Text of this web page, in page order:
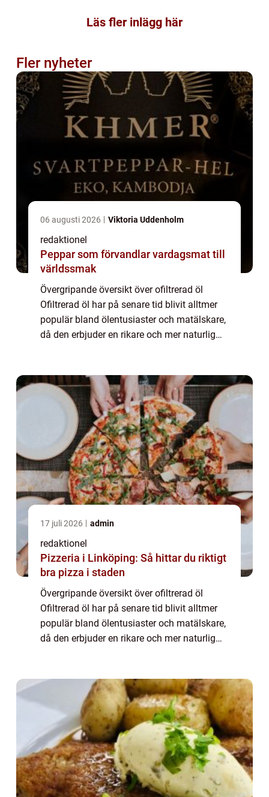
Läs fler inlägg här
Fler nyheter
06 augusti 2026 Viktoria Uddenholm
redaktionel
Peppar som förvandlar vardagsmat till
världssmak
Övergripande översikt över ofiltrerad öl
Ofiltrerad öl har på senare tid blivit alltmer
populär bland ölentusiaster och matälskare,
då den erbjuder en rikare och mer naturlig
17 juli 2026 admin
redaktionel
Pizzeria i Linköping: Så hittar du riktigt
bra pizza i staden
Övergripande översikt över ofiltrerad öl
Ofiltrerad öl har på senare tid blivit alltmer
populär bland ölentusiaster och matälskare,
då den erbjuder en rikare och mer naturlig